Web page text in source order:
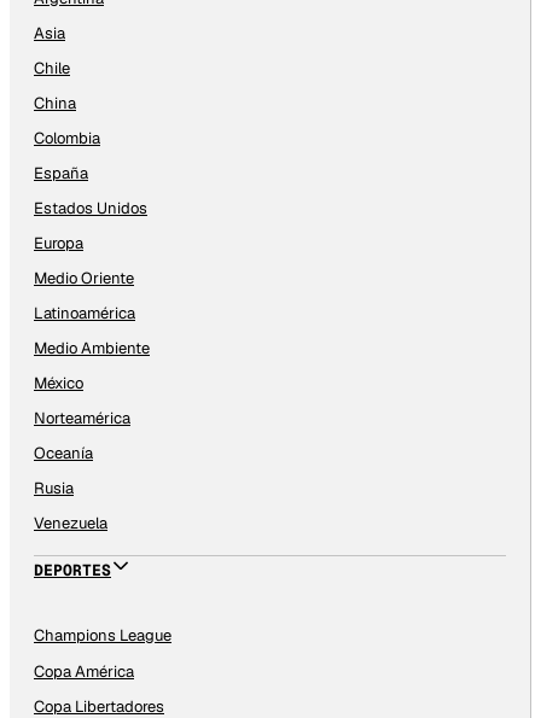
Asia
Chile
China
Colombia
España
Estados Unidos
Europa
Medio Oriente
Latinoamérica
Medio Ambiente
México
Norteamérica
Oceanía
Rusia
Venezuela
DEPORTES
Champions League
Copa América
Copa Libertadores